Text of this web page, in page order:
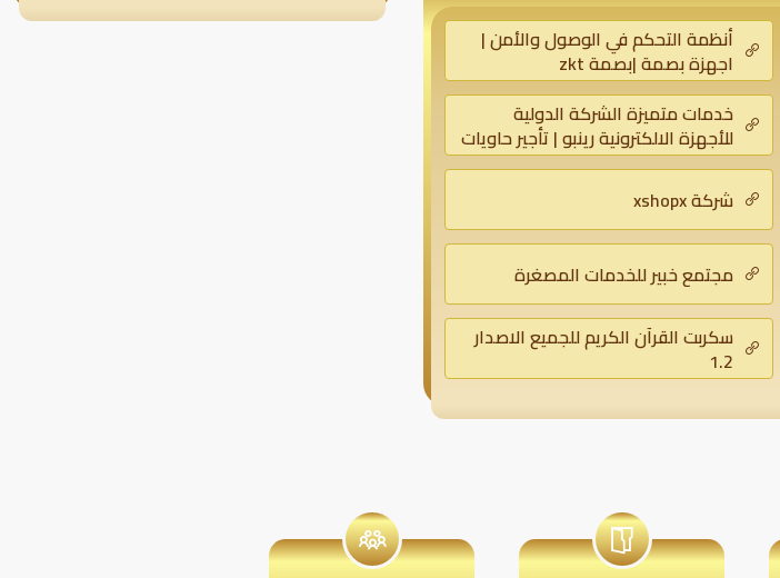
أنظمة التحكم في الوصول والأمن |
اجهزة بصمة |بصمة zkt
خدمات متميزة الشركة الدولية
للأجهزة الالكترونية رينبو | تأجير حاويات
| رقم فنى دش الرياض | شركة نظافة |
نقل عفش – بروتكتور
شركة xshopx
مجتمع خبير للخدمات المصغرة
سكربت القرآن الكريم للجميع الاصدار
1.2